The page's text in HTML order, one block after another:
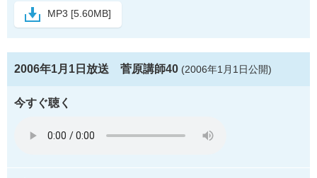
MP3 [5.60MB]
2006年1月1日放送 菅原講師40 (2006年1月1日公開)
今すぐ聴く